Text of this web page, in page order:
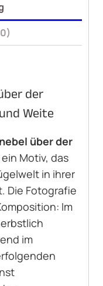
der
Weite
über der
Motiv, das
in ihrer
Die Fotografie
Im
im